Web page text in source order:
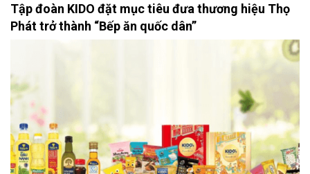
Tập đoàn KIDO đặt mục tiêu đưa thương hiệu Thọ
Phát trở thành “Bếp ăn quốc dân”